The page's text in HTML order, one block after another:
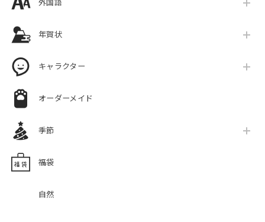
外国語
年賀状
キャラクター
オーダーメイド
季節
福袋
自然